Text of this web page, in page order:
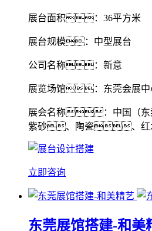
展台面积：36平方米
展台规模：中型展台
公司名称：新意
展览场馆：东莞会展中
展会名称：中国（东
紫砂、陶瓷、红
立即咨询
东莞展馆搭建-和美